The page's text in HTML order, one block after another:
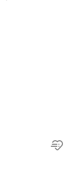
Add